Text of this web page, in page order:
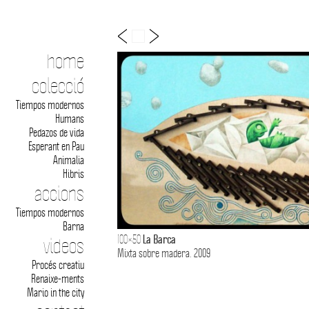
home
colecció
Tiempos modernos
Humans
Pedazos de vida
Esperant en Pau
Animalia
Hibris
accions
Tiempos modernos
Barna
videos
Procés creatiu
Renaixe-ments
Mario in the city
100×50La Barca
Mixta sobre madera. 2009